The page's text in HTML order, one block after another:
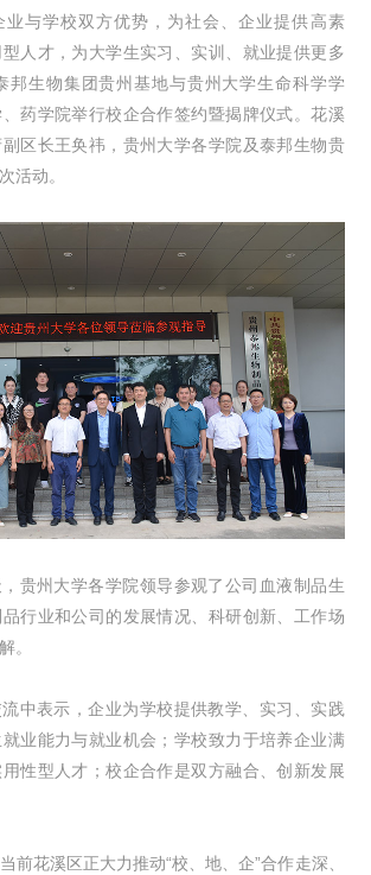
业与学校双方优势，为社会、企业提供高素
人才，为大学生实习、实训、就业提供更多
邦生物集团贵州基地与贵州大学生命科学学
药学院举行校企合作签约暨揭牌仪式。花溪
区长王奂祎，贵州大学各学院及泰邦生物贵
活动。
贵州大学各学院领导参观了公司血液制品生
行业和公司的发展情况、科研创新、工作场
。
中表示，企业为学校提供教学、实习、实践
业能力与就业机会；学校致力于培养企业满
性型人才；校企合作是双方融合、创新发展
前花溪区正大力推动“校、地、企”合作走深、